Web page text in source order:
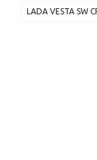
LADA VESTA SW